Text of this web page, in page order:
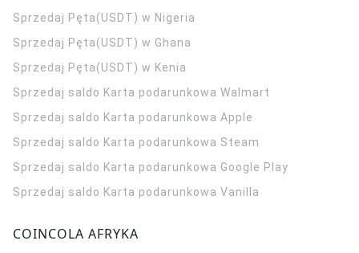
Sprzedaj Pęta(USDT) w Nigeria
Sprzedaj Pęta(USDT) w Ghana
Sprzedaj Pęta(USDT) w Kenia
Sprzedaj saldo Karta podarunkowa Walmart
Sprzedaj saldo Karta podarunkowa Apple
Sprzedaj saldo Karta podarunkowa Steam
Sprzedaj saldo Karta podarunkowa Google Play
Sprzedaj saldo Karta podarunkowa Vanilla
COINCOLA AFRYKA